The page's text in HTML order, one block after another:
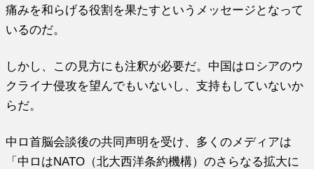
痛みを和らげる役割を果たすというメッセージとなって
いるのだ。
しかし、この見方にも注釈が必要だ。中国はロシアのウ
クライナ侵攻を望んでもいないし、支持もしていないか
らだ。
中ロ首脳会談後の共同声明を受け、多くのメディアは
「中ロはNATO（北大西洋条約機構）のさらなる拡大に